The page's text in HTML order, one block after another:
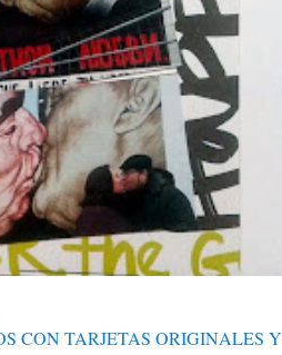
CON TARJETAS ORIGINALES Y